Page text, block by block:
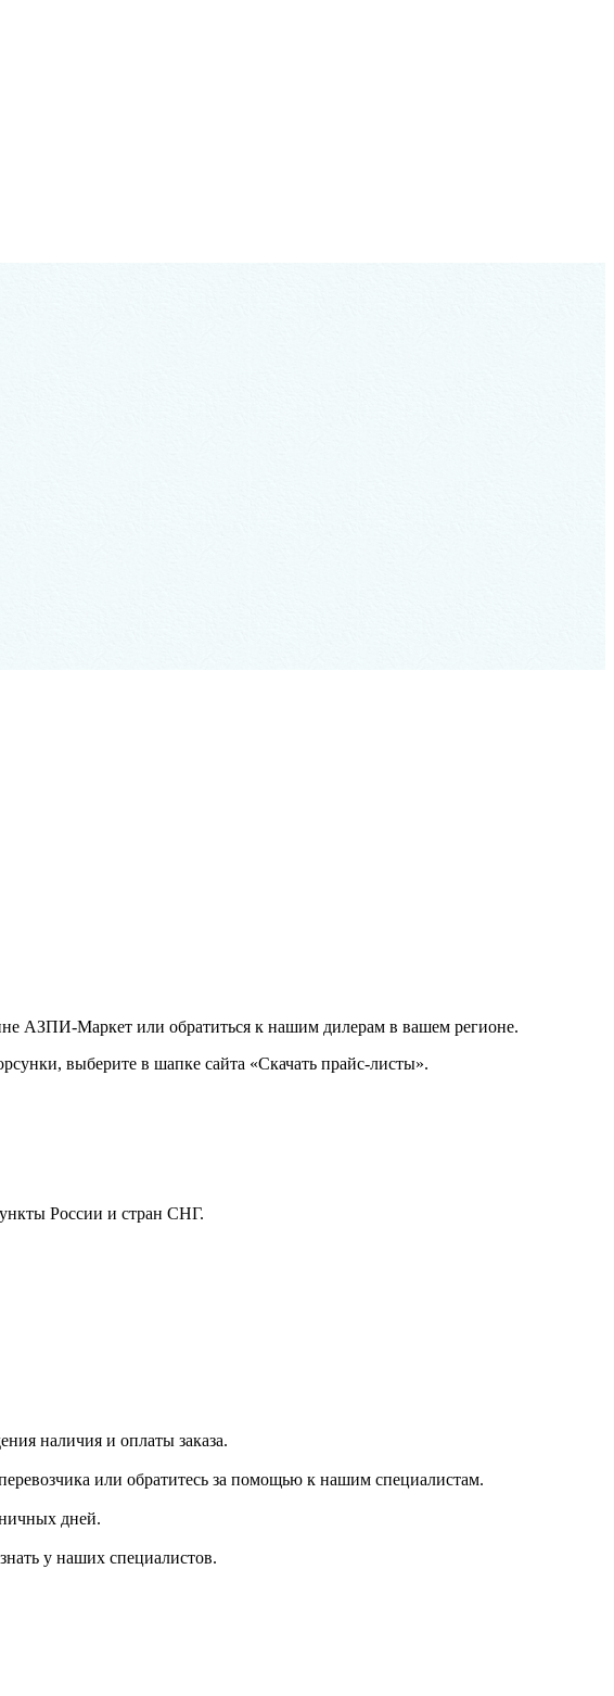
АЗПИ-Маркет или обратиться к нашим дилерам в вашем регионе.
выберите в шапке сайта «Скачать прайс-листы».
России и стран СНГ.
наличия и оплаты заказа.
или обратитесь за помощью к нашим специалистам.
дней.
у наших специалистов.